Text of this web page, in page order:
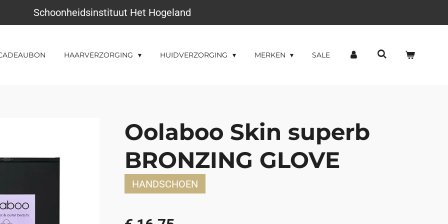
Schoonheidsinstituut Het Hogeland
HAARVERZORGING HUIDVERZORGING MERKEN SALE
Oolaboo Skin superb
BRONZING GLOVE
HANDSCHOEN